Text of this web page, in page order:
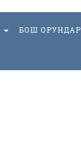
БОШ ОРУНДАР